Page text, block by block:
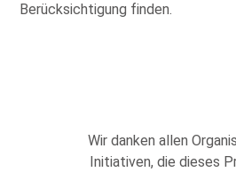
Berücksichtigung finden.
Wir danken allen
Initiativen, die dieses